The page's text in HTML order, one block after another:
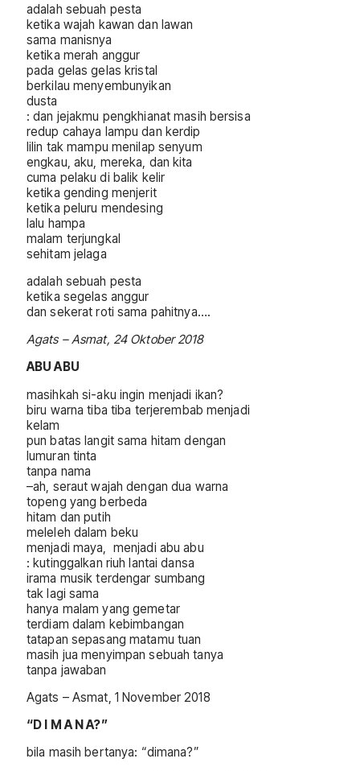
adalah sebuah pesta
ketika wajah kawan dan lawan
sama manisnya
ketika merah anggur
pada gelas gelas kristal
berkilau menyembunyikan
dusta
: dan jejakmu pengkhianat masih bersisa
redup cahaya lampu dan kerdip
lilin tak mampu menilap senyum
engkau, aku, mereka, dan kita
cuma pelaku di balik kelir
ketika gending menjerit
ketika peluru mendesing
lalu hampa
malam terjungkal
sehitam jelaga
adalah sebuah pesta
ketika segelas anggur
dan sekerat roti sama pahitnya….
Agats – Asmat, 24 Oktober 2018
ABU ABU
masihkah si-aku ingin menjadi ikan?
biru warna tiba tiba terjerembab menjadi
kelam
pun batas langit sama hitam dengan
lumuran tinta
tanpa nama
–ah, seraut wajah dengan dua warna
topeng yang berbeda
hitam dan putih
meleleh dalam beku
menjadi maya, menjadi abu abu
: kutinggalkan riuh lantai dansa
irama musik terdengar sumbang
tak lagi sama
hanya malam yang gemetar
terdiam dalam kebimbangan
tatapan sepasang matamu tuan
masih jua menyimpan sebuah tanya
tanpa jawaban
Agats – Asmat, 1 November 2018
“D I M A N A?”
bila masih bertanya: “dimana?”